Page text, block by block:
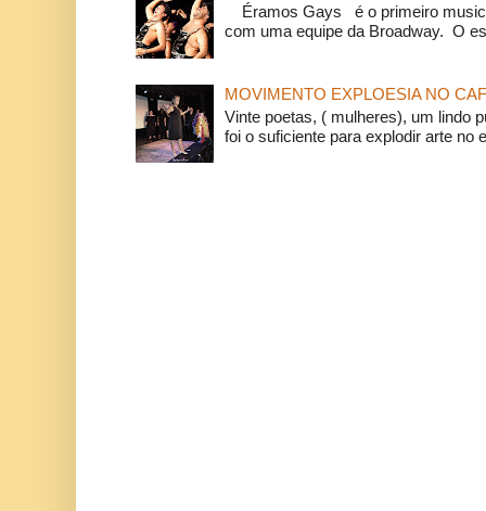
Éramos Gays é o primeiro
com uma equipe da Broadway. O
MOVIMENTO EXPLOESIA NO
Vinte poetas, ( mulheres), um lindo
foi o suficiente para explodir arte no